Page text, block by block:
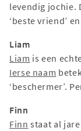
levendig jochie.
‘beste vriend’
Liam
Liam is een
Ierse naam
‘beschermer’.
Finn
Finn staat al